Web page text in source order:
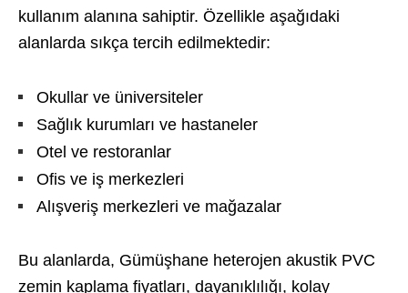
kullanım alanına sahiptir. Özellikle aşağıdaki
alanlarda sıkça tercih edilmektedir:
Okullar ve üniversiteler
Sağlık kurumları ve hastaneler
Otel ve restoranlar
Ofis ve iş merkezleri
Alışveriş merkezleri ve mağazalar
Bu alanlarda, Gümüşhane heterojen akustik PVC
zemin kaplama fiyatları, dayanıklılığı, kolay